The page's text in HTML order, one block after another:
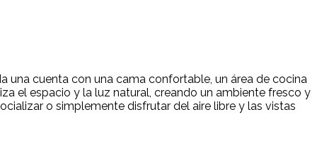
una cuenta con una cama confortable, un área de cocina
el espacio y la luz natural, creando un ambiente fresco y
o simplemente disfrutar del aire libre y las vistas